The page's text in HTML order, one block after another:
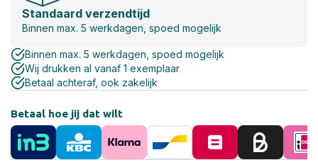
Standaard verzendtijd
Binnen max. 5 werkdagen, spoed mogelijk
Binnen max. 5 werkdagen, spoed mogelijk
Wij drukken al vanaf 1 exemplaar
Betaal achteraf, ook zakelijk
Betaal hoe jij dat wilt